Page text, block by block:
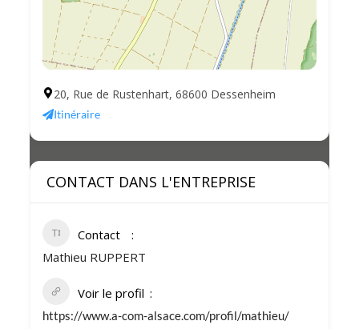
20, Rue de Rustenhart, 68600 Dessenheim
Itinéraire
CONTACT DANS L'ENTREPRISE
Contact
Mathieu RUPPERT
Voir le profil
https://www.a-com-alsace.com/profil/mathieu/